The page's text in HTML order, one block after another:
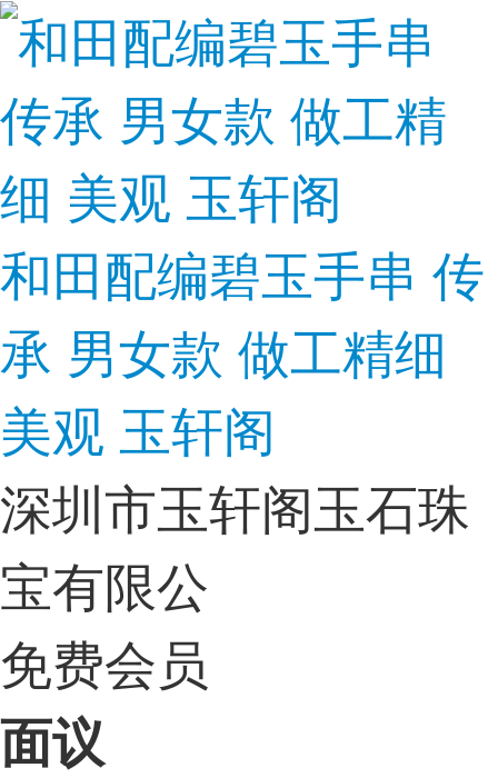
和田配编碧玉手串 传
承 男女款 做工精细
美观 玉轩阁
深圳市玉轩阁玉石珠
宝有限公
免费会员
面议